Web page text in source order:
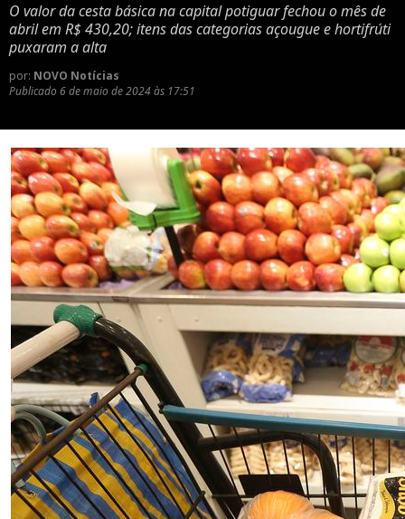
O valor da cesta básica na capital potiguar fechou o mês de
abril em R$ 430,20; itens das categorias açougue e hortifrúti
puxaram a alta
por: NOVO Notícias
Publicado 6 de maio de 2024 às 17:51